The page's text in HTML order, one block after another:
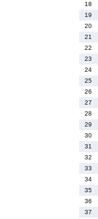
18
19
20
21
22
23
24
25
26
27
28
29
30
31
32
33
34
35
36
37